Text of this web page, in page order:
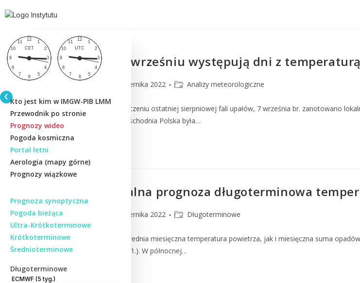
Kto jest kim w IMGW-PIB LMM
Przewodnik po stronie
Prognozy wideo
Pogoda kosmiczna
Portal letni
Aerologia (mapy górne)
Prognozy wiązkowe
Prognoza synoptyczna
Pogoda bieżąca
Ultra-Krótkoterminowe
Krótkoterminowe
Średnioterminowe
Długoterminowe
ECMWF (5 tyg.)
Jak często we wrześniu występują dni z
19 października 2022 Analizy meteorologiczne
Zaledwie 10 dni po zakończeniu ostatniej sierpniowej fali upałów, 7 września br. zanotowano
anomalii pogodowych? Wschodnia Polska była…
Eksperymentalna prognoza długoterminowa
CMM 11 października 2022 Długoterminowe
Listopad 2022 Zarówno średnia miesięczna temperatura powietrza, jak i miesięczna suma
z lat 1991-2020 (rys.1. tab.1.). W północnej…